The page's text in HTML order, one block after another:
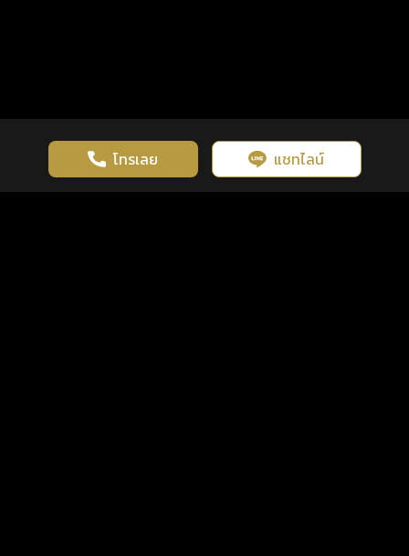
โทรเลย แชทไลน์
เว็บไซต์นี้มีการใช้งานคุกกี้ เพื่อเพิ่มประสิทธิภาพและประสบการณ์ที่ดี
ในการใช้งานเว็บไซต์ นโยบายความเป็นส่วนตัว
รู้ก่อน พร้อมกว่า ทุกจังหวะชีวิต คลิกดูดวงฟรี